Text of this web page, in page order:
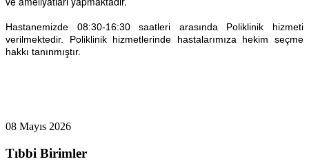
Hastanemizde 08:30-16:30 saatleri arasında Poliklinik hizmeti
verilmektedir. Poliklinik hizmetlerinde hastalarımıza hekim seçme
hakkı tanınmıştır.
08 Mayıs 2026
Tıbbi Birimler